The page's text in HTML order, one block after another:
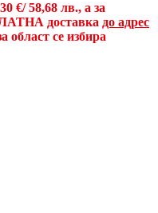
30 €/58,68 лв., а за
доставка до адрес
област се избира